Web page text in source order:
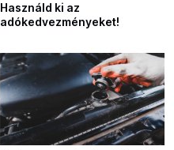
Használd ki az
adókedvezményeket!